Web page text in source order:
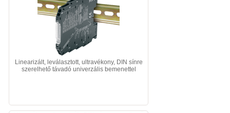
Linearizált, leválasztott, ultravékony, DIN sínre
szerelhető távadó univerzális bemenettel